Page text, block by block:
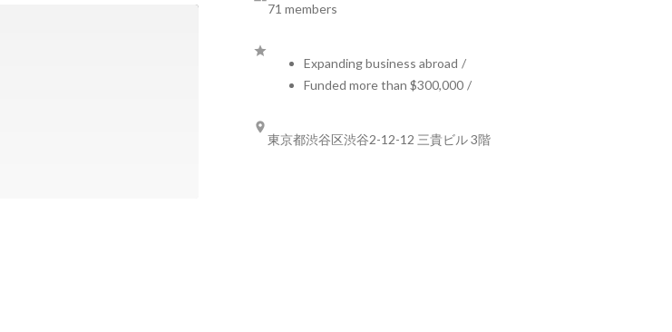
71 members
Expanding business abroad /
Funded more than $300,000 /
東京都渋谷区渋谷2-12-12 三貴ビル 3階